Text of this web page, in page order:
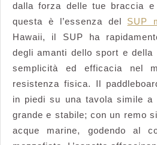
dalla forza delle tue braccia
questa è l’essenza del SUP
Hawaii, il SUP ha
degli amanti dello sport e della
semplicità ed efficacia nel
resistenza fisica. Il
in piedi su una tavola simile a
grande e stabile; con un remo
acque marine, godendo al